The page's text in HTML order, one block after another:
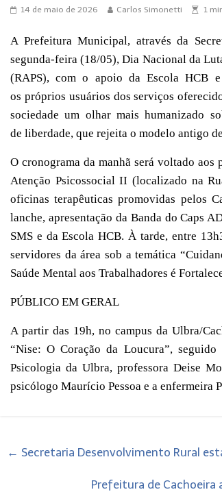
14 de maio de 2026 Carlos Simonetti 1
A Prefeitura Municipal, através da
segunda-feira (18/05), Dia Nacional da
(RAPS), com o apoio da Escola HCB
os próprios usuários dos serviços
sociedadeum olhar maishumanizado
de liberdade, que rejeita o modelo antigo de
O cronograma da manhã será voltado
Atenção Psicossocial II (localizado na
oficinas terapêuticas promovidas pelos
lanche, apresentação da Banda do Caps
SMS e da Escola HCB. À tarde, entre
servidores da área sob a temática
Saúde Mental aos Trabalhadores é
PÚBLICO EM GERAL
A partir das 19h, no campus da Ulbra/
“Nise: O Coração da Loucura”,
Psicologia da Ulbra, professora Deise
psicólogo Maurício Pessoa e a enfermeira
← Secretaria Desenvolvimento Rural
Prefeitura de Cachoeira